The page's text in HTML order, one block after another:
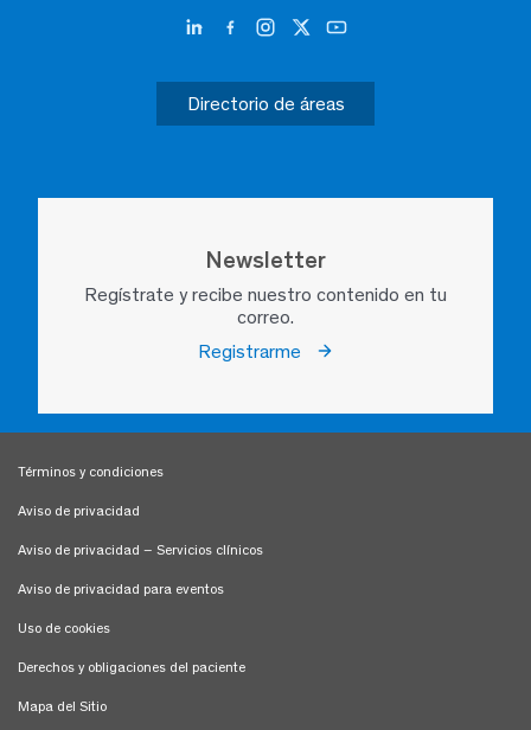
Directorio de áreas
Newsletter
Regístrate y recibe nuestro contenido en tu
correo.
Registrarme
Términos y condiciones
Aviso de privacidad
Aviso de privacidad – Servicios clínicos
Aviso de privacidad para eventos
Uso de cookies
Derechos y obligaciones del paciente
Mapa del Sitio